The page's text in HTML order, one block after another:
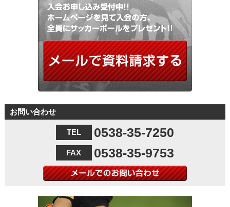
メールで資料請求する
お問い合わせ
TEL 0538-35-7250
FAX 0538-35-9753